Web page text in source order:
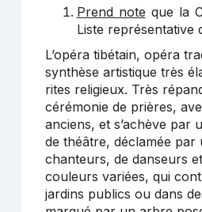
Prend note que la
Liste représentative
L’opéra tibétain, opéra
synthèse artistique très
rites religieux. Très
cérémonie de prières,
anciens, et s’achève par
de théâtre, déclamée
chanteurs, de danseurs
couleurs variées, qui
jardins publics ou dans